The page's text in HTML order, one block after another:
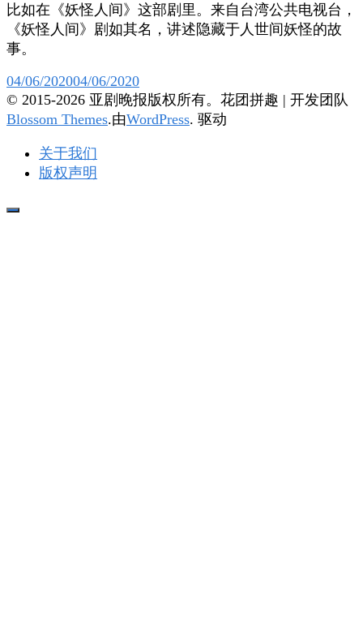
比如在《妖怪人间》这部剧里。来自台湾公共电视台，
《妖怪人间》剧如其名，讲述隐藏于人世间妖怪的故
事。
04/06/202004/06/2020
© 2015-2026 亚剧晚报版权所有。 花团拼趣 | 开发团队
Blossom Themes.由WordPress. 驱动
关于我们
版权声明